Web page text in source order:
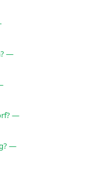
—
—
—